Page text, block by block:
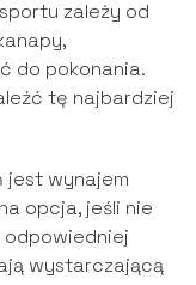
zależy od
do pokonania.
tę najbardziej
jest wynajem
opcja, jeśli nie
odpowiedniej
wystarczającą